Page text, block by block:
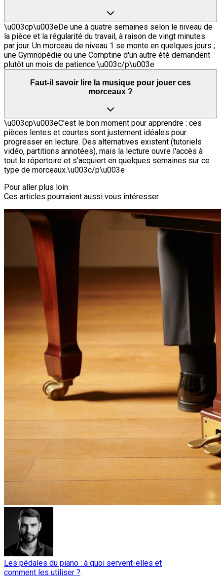
\u003cp\u003eDe une à quatre semaines selon le niveau de
la pièce et la régularité du travail, à raison de vingt minutes
par jour. Un morceau de niveau 1 se monte en quelques jours ;
une Gymnopédie ou une Comptine d'un autre été demandent
plutôt un mois de patience.\u003c/p\u003e
Faut-il savoir lire la musique pour jouer ces
morceaux ?
\u003cp\u003eC'est le bon moment pour apprendre : ces
pièces lentes et courtes sont justement idéales pour
progresser en lecture. Des alternatives existent (tutoriels
vidéo, partitions annotées), mais la lecture ouvre l'accès à
tout le répertoire et s'acquiert en quelques semaines sur ce
type de morceaux.\u003c/p\u003e
Pour aller plus loin
Ces articles pourraient aussi vous intéresser
Les pédales du piano : à quoi servent-elles et
comment les utiliser ?